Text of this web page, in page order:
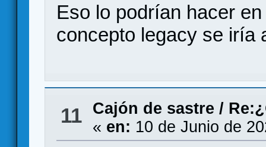
Eso lo podrían hacer
concepto legacy se iría
11 Cajón de sastre /
« en: 10 de Junio de